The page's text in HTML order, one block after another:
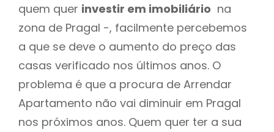
quem quer investir em imobiliário na
zona de Pragal -, facilmente percebemos
a que se deve o aumento do preço das
casas verificado nos últimos anos. O
problema é que a procura de Arrendar
Apartamento não vai diminuir em Pragal
nos próximos anos. Quem quer ter a sua